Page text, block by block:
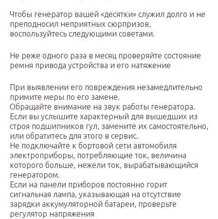
Чтобы генератор вашей «десятки» служил долго и не
преподносил неприятных сюрпризов,
воспользуйтесь следующими советами.
Не реже одного раза в месяц проверяйте состояние
ремня привода устройства и его натяжение
При выявлении его повреждения незамедлительно
примите меры по его замене.
Обращайте внимание на звук работы генератора.
Если вы услышите характерный для вышедших из
строя подшипников гул, замените их самостоятельно,
или обратитесь для этого в сервис.
Не подключайте к бортовой сети автомобиля
электроприборы, потребляющие ток, величина
которого больше, нежели ток, вырабатывающийся
генератором.
Если на панели приборов постоянно горит
сигнальная лампа, указывающая на отсутствие
зарядки аккумуляторной батареи, проверьте
регулятор напряжения